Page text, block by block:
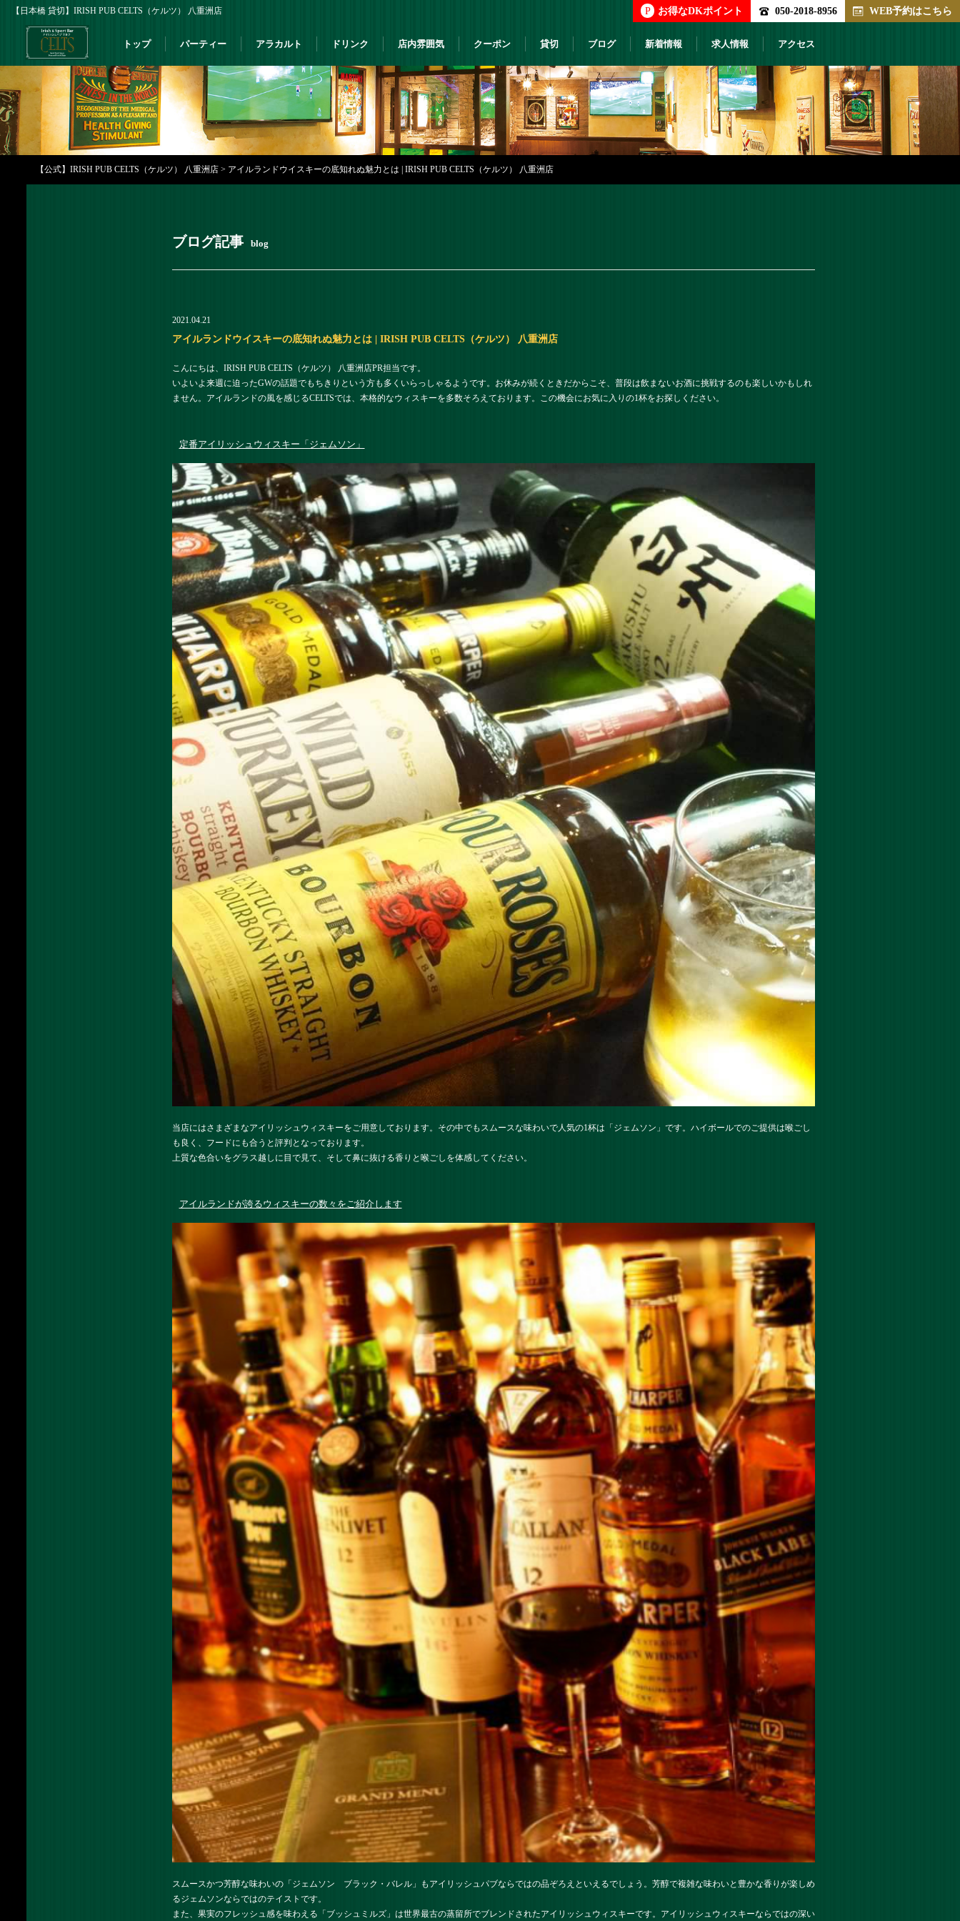
【日本橋 貸切】IRISH PUB CELTS（ケルツ） 八重洲店 P お得なDKポイント 050-2018-8956 WEB予約はこちら
トップ パーティー アラカルト ドリンク 店内雰囲気 クーポン 貸切 ブログ 新着情報 求人情報 アクセス
【公式】IRISH PUB CELTS（ケルツ） 八重洲店 > アイルランドウイスキーの底知れぬ魅力とは | IRISH PUB CELTS（ケルツ） 八重洲店
ブログ記事 blog
2021.04.21
アイルランドウイスキーの底知れぬ魅力とは | IRISH PUB CELTS（ケルツ） 八重洲店
こんにちは、IRISH PUB CELTS（ケルツ） 八重洲店PR担当です。
いよいよ来週に迫ったGWの話題でもちきりという方も多くいらっしゃるようです。お休みが続くときだからこそ、普段は飲まないお酒に挑戦するのも楽しいかもしれ
ません。アイルランドの風を感じるCELTSでは、本格的なウィスキーを多数そろえております。この機会にお気に入りの1杯をお探しください。
定番アイリッシュウィスキー「ジェムソン」
当店にはさまざまなアイリッシュウィスキーをご用意しております。その中でもスムースな味わいで人気の1杯は「ジェムソン」です。ハイボールでのご提供は喉ごし
も良く、フードにも合うと評判となっております。
上質な色合いをグラス越しに目で見て、そして鼻に抜ける香りと喉ごしを体感してください。
アイルランドが誇るウィスキーの数々をご紹介します
スムースかつ芳醇な味わいの「ジェムソン ブラック・バレル」もアイリッシュパブならではの品ぞろえといえるでしょう。芳醇で複雑な味わいと豊かな香りが楽しめ
るジェムソンならではのテイストです。
また、果実のフレッシュ感を味わえる「ブッシュミルズ」は世界最古の蒸留所でブレンドされたアイリッシュウィスキーです。アイリッシュウィスキーならではの深い